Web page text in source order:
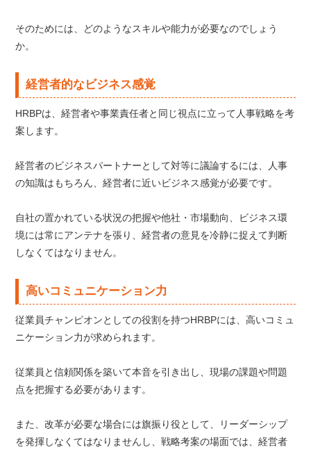
そのためには、どのようなスキルや能力が必要なのでしょう
か。
経営者的なビジネス感覚
HRBPは、経営者や事業責任者と同じ視点に立って人事戦略を考
案します。
経営者のビジネスパートナーとして対等に議論するには、人事
の知識はもちろん、経営者に近いビジネス感覚が必要です。
自社の置かれている状況の把握や他社・市場動向、ビジネス環
境には常にアンテナを張り、経営者の意見を冷静に捉えて判断
しなくてはなりません。
高いコミュニケーション力
従業員チャンピオンとしての役割を持つHRBPには、高いコミュ
ニケーション力が求められます。
従業員と信頼関係を築いて本音を引き出し、現場の課題や問題
点を把握する必要があります。
また、改革が必要な場合には旗振り役として、リーダーシップ
を発揮しなくてはなりませんし、戦略考案の場面では、経営者